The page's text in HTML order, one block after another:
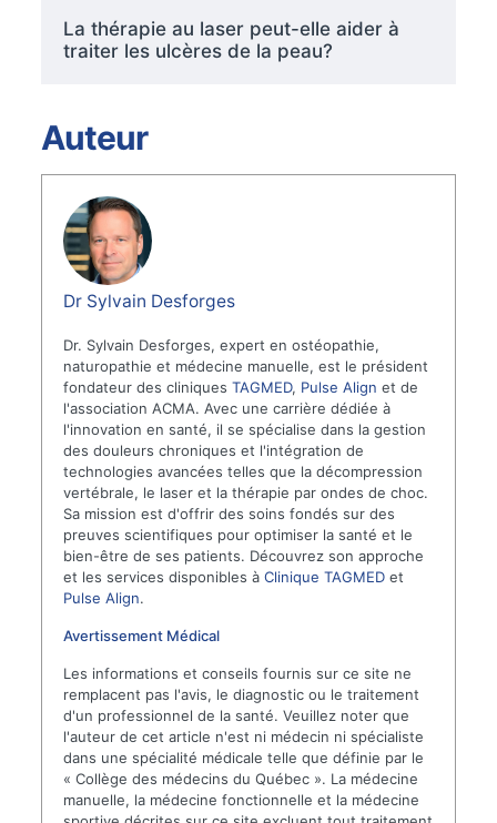
La thérapie au laser peut-elle aider à
traiter les ulcères de la peau?
Auteur
Dr Sylvain Desforges
Dr. Sylvain Desforges, expert en ostéopathie,
naturopathie et médecine manuelle, est le président
fondateur des cliniquesTAGMED, Pulse Align et de
l'association ACMA. Avec une carrière dédiée à
l'innovation en santé, il se spécialise dans la gestion
des douleurs chroniques et l'intégration de
technologies avancées telles que la décompression
vertébrale, le laser et la thérapie par ondes de choc.
Sa mission est d'offrir des soins fondés sur des
preuves scientifiques pour optimiser la santé et le
bien-être de ses patients. Découvrez son approche
et les services disponibles àClinique TAGMED et
Pulse Align.
Avertissement Médical
Les informations et conseils fournis sur ce site ne
remplacent pas l'avis, le diagnostic ou le traitement
d'un professionnel de la santé. Veuillez noter que
l'auteur de cet article n'est ni médecin ni spécialiste
dans une spécialité médicale telle que définie par le
« Collège des médecins du Québec ». La médecine
manuelle, la médecine fonctionnelle et la médecine